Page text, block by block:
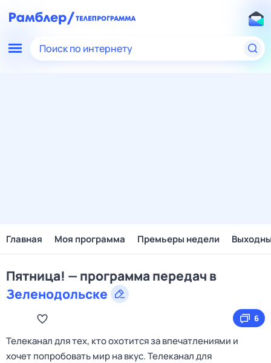
Поиск по интернету
Главная Моя программа Премьеры недели
Пятница! — программа передач в
Зеленодольске
6
Телеканал для тех, кто охотится за впечатлениями и
хочет попробовать мир на вкус. Телеканал для